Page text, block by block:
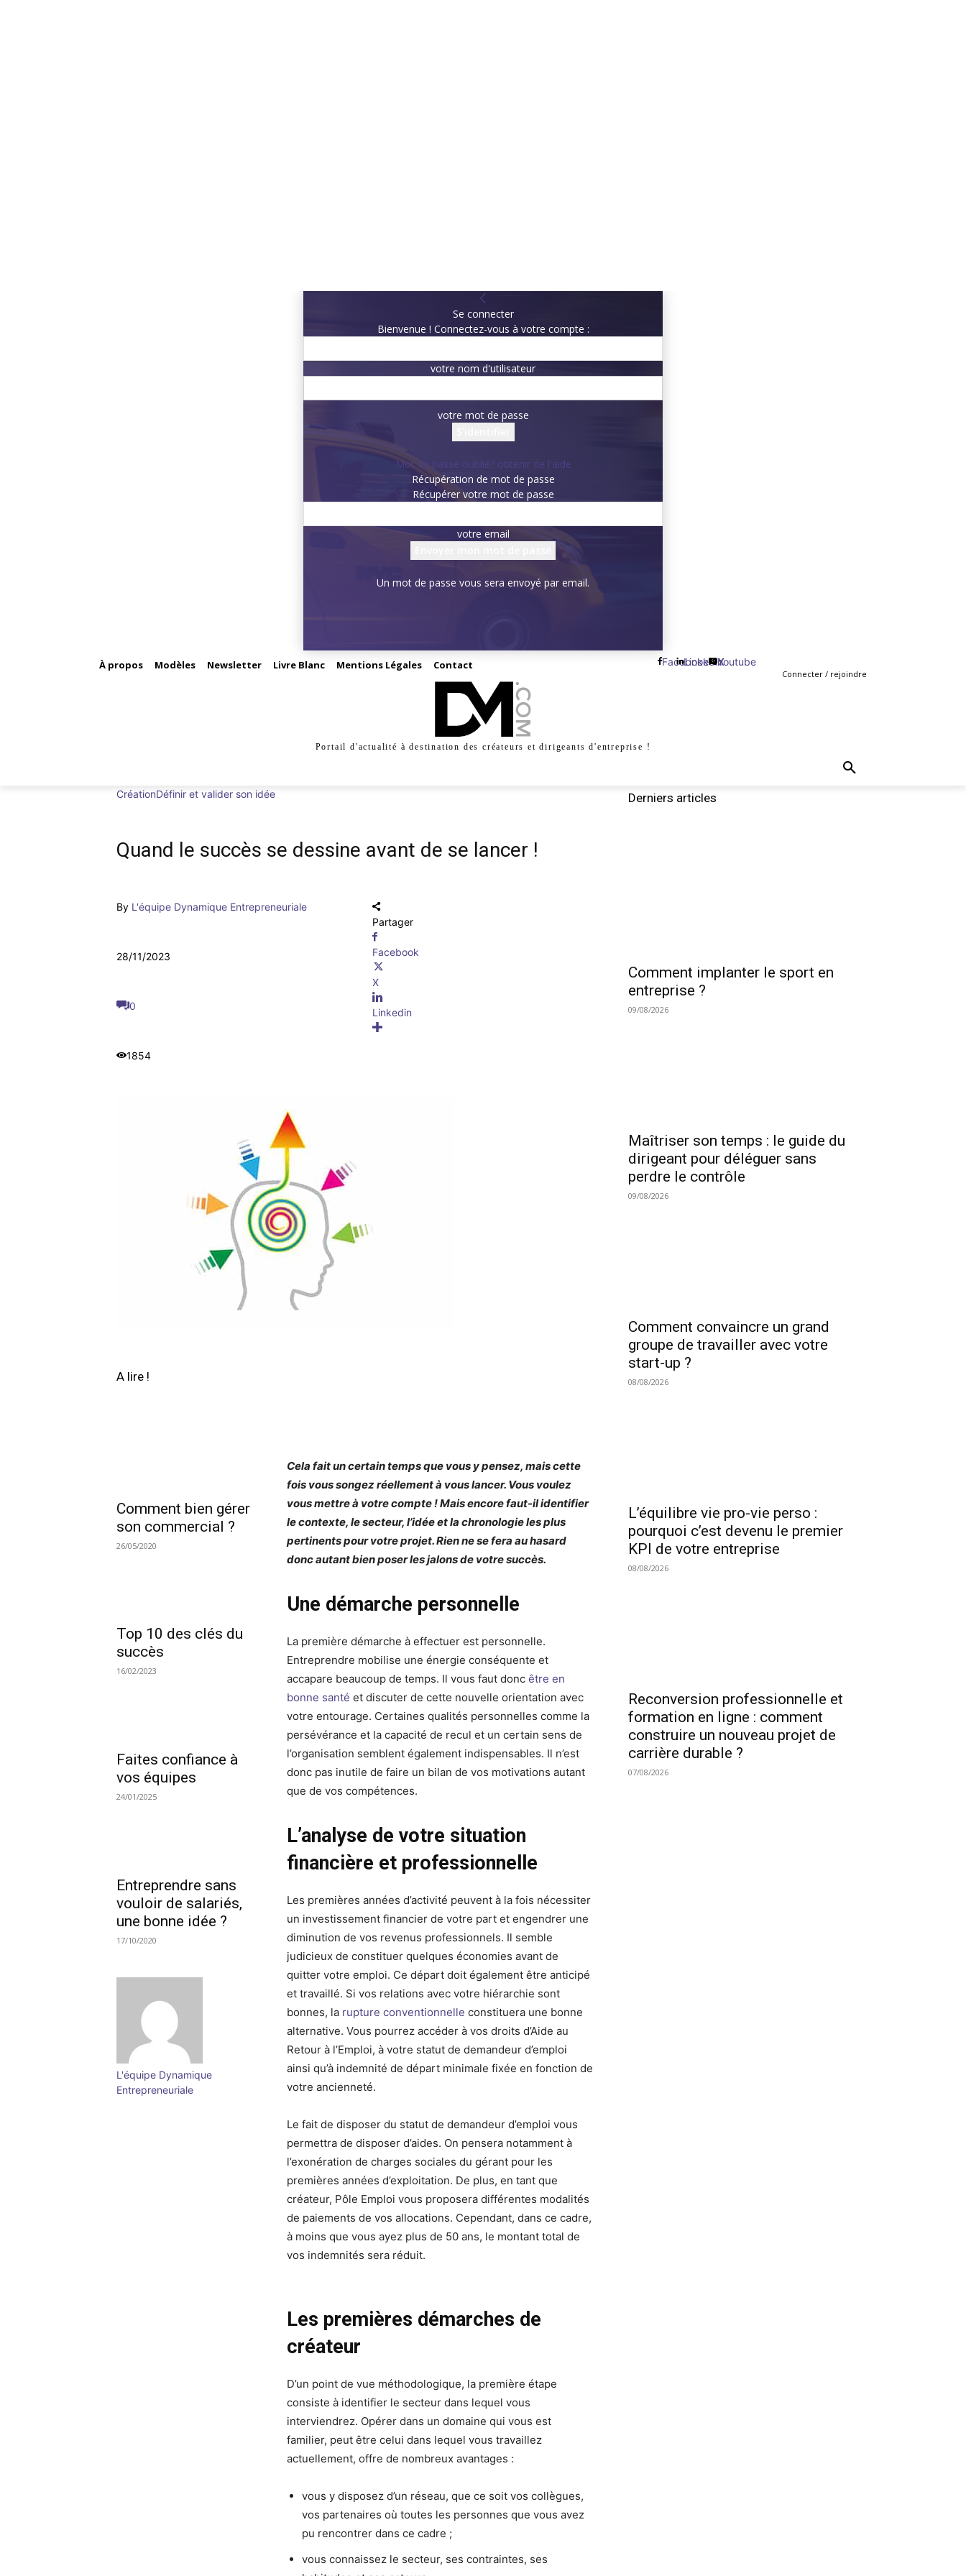
Se connecter
Bienvenue ! Connectez-vous à votre compte :
votre nom d'utilisateur
votre mot de passe
Mot de passe oublié? obtenir de l'aide
Récupération de mot de passe
Récupérer votre mot de passe
votre email
Un mot de passe vous sera envoyé par email.
À propos Modèles Newsletter Livre Blanc Mentions Légales Contact Facebook
Linkedin
X
Youtube
Connecter / rejoindre
Portail d'actualité à destination des créateurs et dirigeants d'entreprise !
CréationDéfinir et valider son idée
Quand le succès se dessine avant de se lancer !
By L'équipe Dynamique Entrepreneuriale
28/11/2023
0
1854
Partager
Facebook
X
Linkedin
A lire !
Comment bien gérer
son commercial ?
26/05/2020
Top 10 des clés du
succès
16/02/2023
Faites confiance à
vos équipes
24/01/2025
Entreprendre sans
vouloir de salariés,
une bonne idée ?
17/10/2020
L'équipe Dynamique
Entrepreneuriale
Cela fait un certain temps que vous y pensez, mais cette
fois vous songez réellement à vous lancer. Vous voulez
vous mettre à votre compte ! Mais encore faut-il identifier
le contexte, le secteur, l’idée et la chronologie les plus
pertinents pour votre projet. Rien ne se fera au hasard
donc autant bien poser les jalons de votre succès.
Une démarche personnelle
La première démarche à effectuer est personnelle.
Entreprendre mobilise une énergie conséquente et
accapare beaucoup de temps. Il vous faut doncêtre en
bonne santé et discuter de cette nouvelle orientation avec
votre entourage. Certaines qualités personnelles comme la
persévérance et la capacité de recul et un certain sens de
l’organisation semblent également indispensables. Il n’est
donc pas inutile de faire un bilan de vos motivations autant
que de vos compétences.
L’analyse de votre situation
financière et professionnelle
Les premières années d’activité peuvent à la fois nécessiter
un investissement financier de votre part et engendrer une
diminution de vos revenus professionnels. Il semble
judicieux de constituer quelques économies avant de
quitter votre emploi. Ce départ doit également être anticipé
et travaillé. Si vos relations avec votre hiérarchie sont
bonnes, la rupture conventionnelle constituera une bonne
alternative. Vous pourrez accéder à vos droits d’Aide au
Retour à l’Emploi, à votre statut de demandeur d’emploi
ainsi qu’à indemnité de départ minimale fixée en fonction de
votre ancienneté.
Le fait de disposer du statut de demandeur d’emploi vous
permettra de disposer d’aides. On pensera notamment à
l’exonération de charges sociales du gérant pour les
premières années d’exploitation. De plus, en tant que
créateur, Pôle Emploi vous proposera différentes modalités
de paiements de vos allocations. Cependant, dans ce cadre,
à moins que vous ayez plus de 50 ans, le montant total de
vos indemnités sera réduit.
Les premières démarches de
créateur
D’un point de vue méthodologique, la première étape
consiste à identifier le secteur dans lequel vous
interviendrez. Opérer dans un domaine qui vous est
familier, peut être celui dans lequel vous travaillez
actuellement, offre de nombreux avantages :
vous y disposez d’un réseau, que ce soit vos collègues,
vos partenaires où toutes les personnes que vous avez
pu rencontrer dans ce cadre ;
vous connaissez le secteur, ses contraintes, ses
Derniers articles
Comment implanter le sport en
entreprise ?
09/08/2026
Maîtriser son temps : le guide du
dirigeant pour déléguer sans
perdre le contrôle
09/08/2026
Comment convaincre un grand
groupe de travailler avec votre
start-up ?
08/08/2026
L’équilibre vie pro-vie perso :
pourquoi c’est devenu le premier
KPI de votre entreprise
08/08/2026
Reconversion professionnelle et
formation en ligne : comment
construire un nouveau projet de
carrière durable ?
07/08/2026